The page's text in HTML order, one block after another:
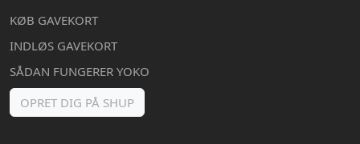
KØB GAVEKORT
INDLØS GAVEKORT
SÅDAN FUNGERER YOKO
OPRET DIG PÅ SHUP